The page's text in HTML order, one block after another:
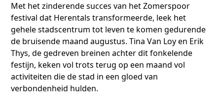
Met het zinderende succes van het Zomerspoor
festival dat Herentals transformeerde, leek het
gehele stadscentrum tot leven te komen gedurende
de bruisende maand augustus. Tina Van Loy en Erik
Thys, de gedreven breinen achter dit fonkelende
festijn, keken vol trots terug op een maand vol
activiteiten die de stad in een gloed van
verbondenheid hulden.